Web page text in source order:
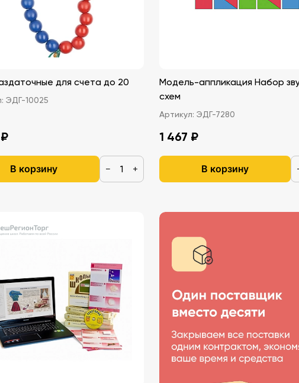
для счета до 20
ЭДГ-10025
В корзину − +
Модель-аппликация Набор
схем
Артикул: ЭДГ-7280
1 467 ₽
В корзину